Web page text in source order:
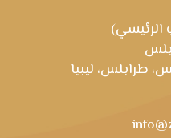
الرئيسي)